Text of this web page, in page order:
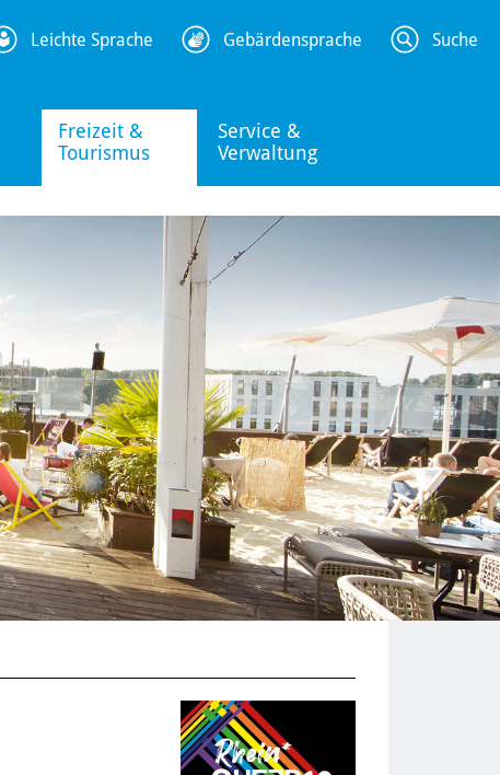
Freizeit &
Tourismus
Service &
Verwaltung
Leichte Sprache Gebärdensprache Suche